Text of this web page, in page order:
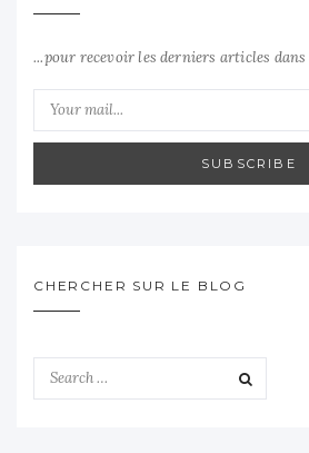
...pour recevoir les derniers articles
SUBSCRIBE
CHERCHER SUR LE BLOG